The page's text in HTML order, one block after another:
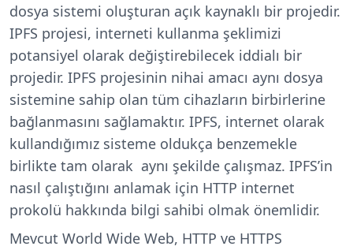
dosya sistemi oluşturan açık kaynaklı bir projedir.
IPFS projesi, interneti kullanma şeklimizi
potansiyel olarak değiştirebilecek iddialı bir
projedir. IPFS projesinin nihai amacı aynı dosya
sistemine sahip olan tüm cihazların birbirlerine
bağlanmasını sağlamaktır. IPFS, internet olarak
kullandığımız sisteme oldukça benzemekle
birlikte tam olarak aynı şekilde çalışmaz. IPFS’in
nasıl çalıştığını anlamak için HTTP internet
prokolü hakkında bilgi sahibi olmak önemlidir.
Mevcut World Wide Web, HTTP ve HTTPS